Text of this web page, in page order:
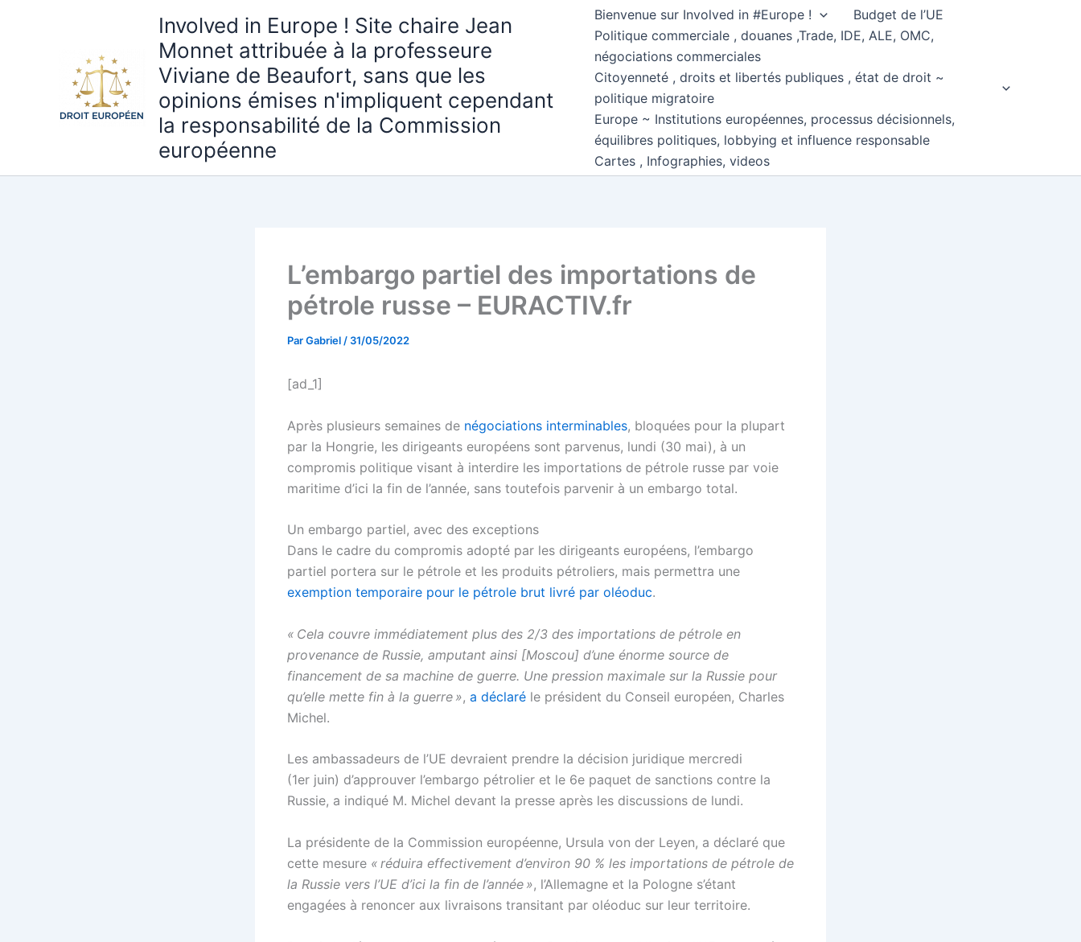
Involved in Europe ! Site chaire Jean
Monnet attribuée à la professeure
Viviane de Beaufort, sans que les
opinions émises n'impliquent cependant
la responsabilité de la Commission
européenne
Bienvenue sur Involved in #Europe !
Budget de l’UE
Politique commerciale , douanes ,Trade, IDE, ALE, OMC,
négociations commerciales
Citoyenneté , droits et libertés publiques , état de droit ~
politique migratoire
Europe ~ Institutions européennes, processus décisionnels,
équilibres politiques, lobbying et influence responsable
Cartes , Infographies, videos
L’embargo partiel des importations de
pétrole russe – EURACTIV.fr
ParGabriel / 31/05/2022
[ad_1]
Après plusieurs semaines de négociations interminables, bloquées pour la plupart
par la Hongrie, les dirigeants européens sont parvenus, lundi (30 mai), à un
compromis politique visant à interdire les importations de pétrole russe par voie
maritime d’ici la fin de l’année, sans toutefois parvenir à un embargo total.
Un embargo partiel, avec des exceptions
Dans le cadre du compromis adopté par les dirigeants européens, l’embargo
partiel portera sur le pétrole et les produits pétroliers, mais permettra une
exemption temporaire pour le pétrole brut livré par oléoduc.
« Cela couvre immédiatement plus des 2/3 des importations de pétrole en
provenance de Russie, amputant ainsi [Moscou] d’une énorme source de
financement de sa machine de guerre. Une pression maximale sur la Russie pour
qu’elle mette fin à la guerre », a déclaré le président du Conseil européen, Charles
Michel.
Les ambassadeurs de l’UE devraient prendre la décision juridique mercredi
(1er juin) d’approuver l’embargo pétrolier et le 6e paquet de sanctions contre la
Russie, a indiqué M. Michel devant la presse après les discussions de lundi.
La présidente de la Commission européenne, Ursula von der Leyen, a déclaré que
cette mesure « réduira effectivement d’environ 90 % les importations de pétrole de
la Russie vers l’UE d’ici la fin de l’année », l’Allemagne et la Pologne s’étant
engagées à renoncer aux livraisons transitant par oléoduc sur leur territoire.